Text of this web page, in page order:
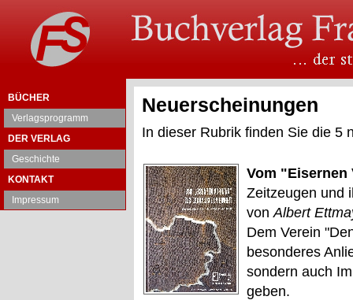
BÜCHER
Verlagsprogramm
DER VERLAG
Geschichte
KONTAKT
Impressum
Neuerscheinungen
In dieser Rubrik finden Sie die 5
Vom "Eisernen
Zeitzeugen und
vonAlbert
Dem Verein
besonderes
sondern auch
geben.